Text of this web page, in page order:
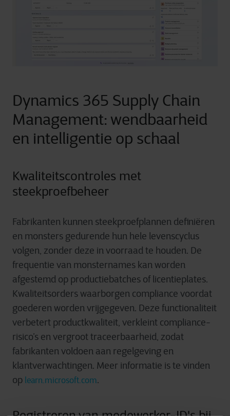
Dynamics 365 Supply Chain
Management: wendbaarheid
en intelligentie op schaal
Kwaliteitscontroles met
steekproefbeheer
Fabrikanten kunnen steekproefplannen definiëren
en monsters gedurende hun hele levenscyclus
volgen, zonder deze in voorraad te houden. De
frequentie van monsternames kan worden
afgestemd op productiebatches of licentieplates.
Kwaliteitsorders waarborgen compliance voordat
goederen worden vrijgegeven. Deze functionaliteit
verbetert productkwaliteit, verkleint compliance-
risico’s en vergroot traceerbaarheid, zodat
fabrikanten voldoen aan regelgeving en
klantverwachtingen. Meer informatie is te vinden
op learn.microsoft.com.